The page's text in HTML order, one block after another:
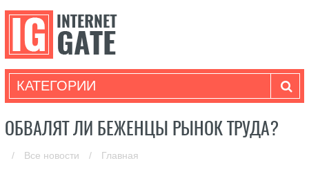
КАТЕГОРИИ
ОБВАЛЯТ ЛИ БЕЖЕНЦЫ РЫНОК ТРУДА?
/ Все новости / Главная